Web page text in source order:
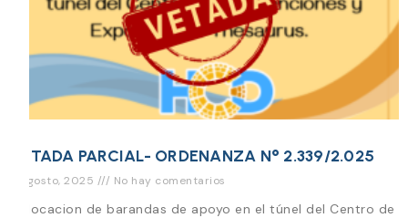
VETADA PARCIAL- ORDENANZA N° 2.339/2.025
8 agosto, 2025 No hay comentarios
Colocacion de barandas de apoyo en el túnel del Centro de